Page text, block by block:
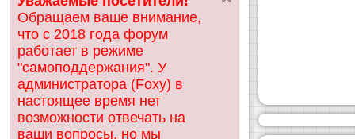
Обращаем ваше внимание,
что с 2018 года форум
работает в режиме
"самоподдержания". У
администратора (Foxy) в
настоящее время нет
возможности отвечать на
ваши вопросы, но мы